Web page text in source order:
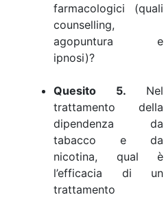
farmacologici (quali
counselling,
agopuntura e
ipnosi)?
Quesito 5. Nel
trattamento della
dipendenza da
tabacco e da
nicotina, qual è
l’efficacia di un
trattamento